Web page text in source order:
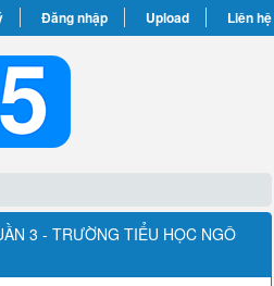
Đăng nhập Upload Liên hệ
3 - TRƯỜNG TIỂU HỌC NGÔ